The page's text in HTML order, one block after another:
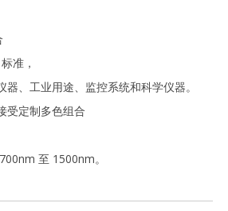
准，
器、工业用途、监控系统和科学仪器。
受定制多色组合
至 1500nm。